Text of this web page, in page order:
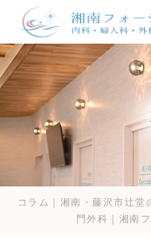
コラム｜湘南・藤沢市辻
門外科｜湘南